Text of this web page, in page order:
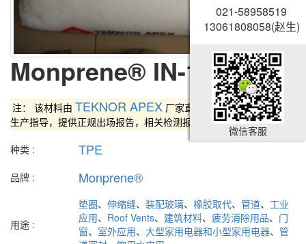
Monprene® IN-15056
注： 该材料由 TEKNOR APEX厂家直供，厂家技术人员进行
生产指导，提供正规出场报告，相关检测报告等。
种类 :
TPE
品牌 : Monprene®
用途 :
垫圈、 伸缩缝、 装配玻璃、 橡胶取代、 管道、 工业
应用、 Roof Vents、 建筑材料、 疲劳消除用品、 门
窗、 室外应用、 大型家用电器和小型家用电器、 管
021-58958519
13061808058(赵生)
微信客服
021-58958519
13061808058(赵生)
微信客服